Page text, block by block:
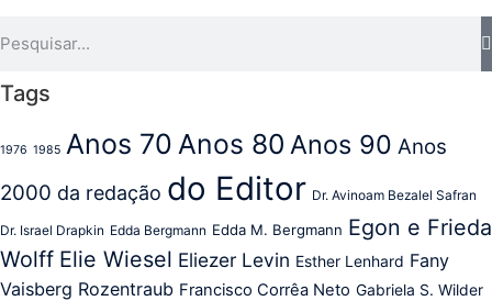
Tags
1976 1985 Anos 70 Anos 80 Anos 90 Anos
2000 da redação do Editor Dr. Avinoam Bezalel Safran
Dr. Israel Drapkin Edda Bergmann Edda M. Bergmann Egon e Frieda
Wolff Elie Wiesel Eliezer Levin Esther Lenhard Fany
Vaisberg Rozentraub Francisco Corrêa Neto Gabriela S. Wilder